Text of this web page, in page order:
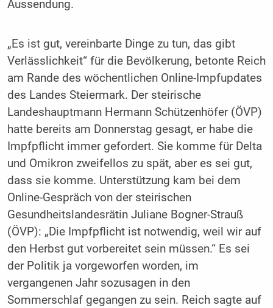
Aussendung.
„Es ist gut, vereinbarte Dinge zu tun, das gibt
Verlässlichkeit“ für die Bevölkerung, betonte Reich
am Rande des wöchentlichen Online-Impfupdates
des Landes Steiermark. Der steirische
Landeshauptmann Hermann Schützenhöfer (ÖVP)
hatte bereits am Donnerstag gesagt, er habe die
Impfpflicht immer gefordert. Sie komme für Delta
und Omikron zweifellos zu spät, aber es sei gut,
dass sie komme. Unterstützung kam bei dem
Online-Gespräch von der steirischen
Gesundheitslandesrätin Juliane Bogner-Strauß
(ÖVP): „Die Impfpflicht ist notwendig, weil wir auf
den Herbst gut vorbereitet sein müssen.“ Es sei
der Politik ja vorgeworfen worden, im
vergangenen Jahr sozusagen in den
Sommerschlaf gegangen zu sein. Reich sagte auf